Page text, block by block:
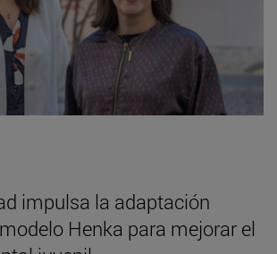
impulsa la adaptación
Henka para mejorar el